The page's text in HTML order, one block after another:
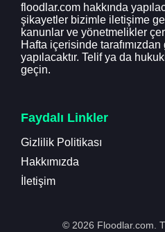
floodlar.com hakkında
şikayetler bizimle iletişime
kanunlar ve yönetmelikler
Hafta içerisinde
yapılacaktır. Telif ya da
geçin.
Faydalı Linkler
Gizlilik Politikası
Hakkımızda
İletişim
© 2026 Floodlar.com.